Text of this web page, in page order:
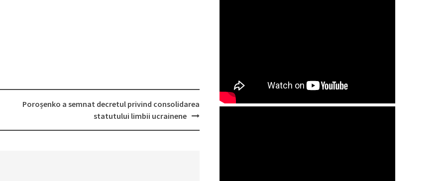
Poroșenko a semnat decretul privind consolidarea
statutului limbii ucrainene